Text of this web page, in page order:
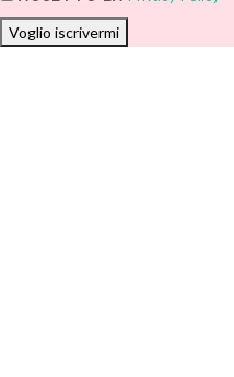
Voglio iscrivermi